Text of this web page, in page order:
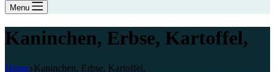
Menu
Kaninchen, Erbse, Kartoffel,
Home Kaninchen, Erbse, Kartoffel,